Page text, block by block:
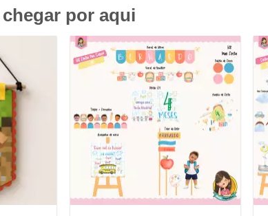
por aqui